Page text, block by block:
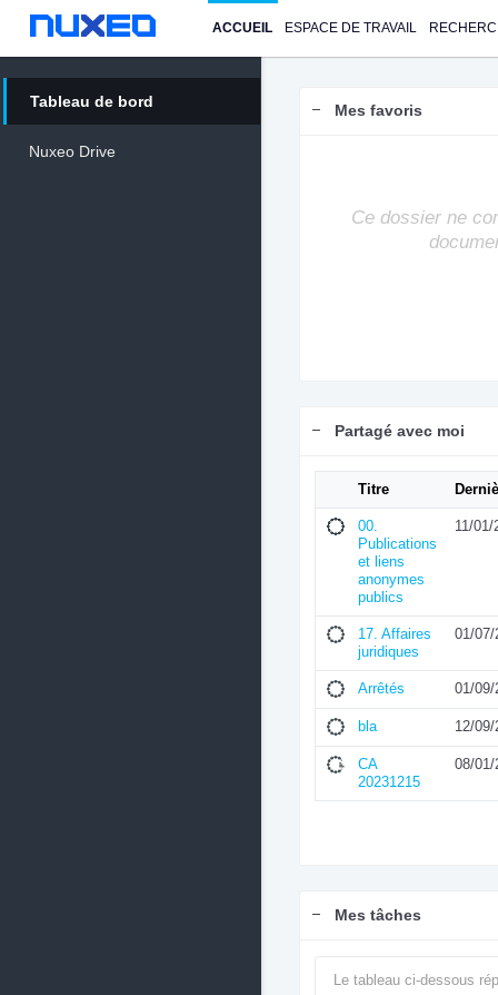
ACCUEIL ESPACE DE TRAVAIL
Tableau de bord
Nuxeo Drive
Mes favoris
Ce dossier ne
Partagé avec moi
Titre
00.
Publications
et liens
anonymes
publics
11/01/
17. Affaires
juridiques
01/07/
Arrêtés 01/09/
bla 12/09/
CA
20231215
08/01/
Mes tâches
Le tableau ci-dessous